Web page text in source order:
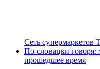
Сеть супермаркетов
По-словацки говоря:
прошедшее время